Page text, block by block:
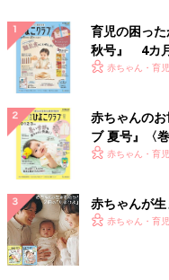
育児の困っ
秋号』 4カ
いっぱい！
赤ちゃん・育児
赤ちゃんの
ブ 夏号』〈
く！ おっぱ
赤ちゃん・育児
赤ちゃんが生
赤ちゃん・育児